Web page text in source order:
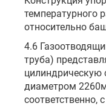
температурного
относительно
4.6
труба)
цилиндрическую
диаметром
соответственно,